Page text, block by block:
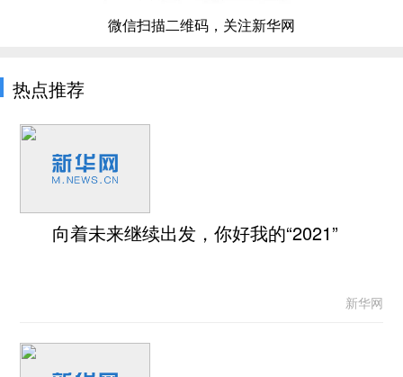
微信扫描二维码，关注新华网
热点推荐
向着未来继续出发，你好我的“2021”
新华网